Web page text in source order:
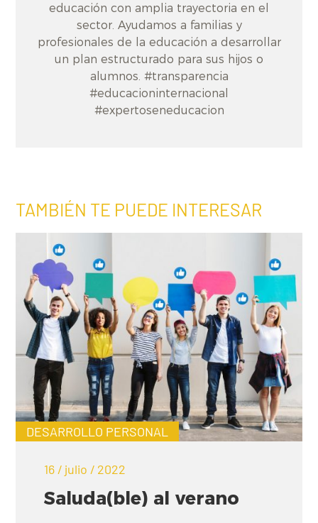
educación con amplia trayectoria en el
sector. Ayudamos a familias y
profesionales de la educación a desarrollar
un plan estructurado para sus hijos o
alumnos. #transparencia
#educacioninternacional
#expertoseneducacion
TAMBIÉN TE PUEDE INTERESAR
DESARROLLO PERSONAL
16 / julio / 2022
Saluda(ble) al verano